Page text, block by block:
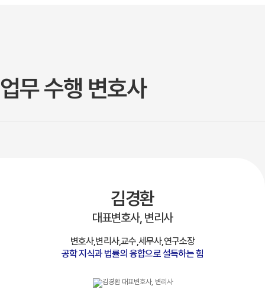
업무 수행 변호사
김경환
대표변호사, 변리사
변호사,변리사,교수,세무사,연구소장
공학 지식과 법률의 융합으로 설득하는 힘